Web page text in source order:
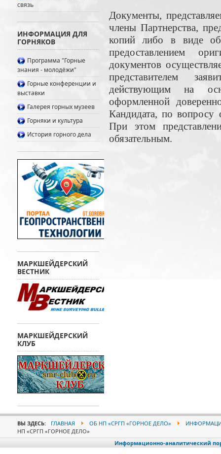
Документы,
члены Партнерства,
копий либо в виде
предоставлением
документов
представителем
действующим на
оформленной
Кандидата, по вопросу
При этом
обязательным.
связь
ИНФОРМАЦИЯ ДЛЯ
ГОРНЯКОВ
Программа "Горные
знания - молодёжи"
Горные конференции и
выставки
Галерея горных музеев
Горняки и культура
История горного дела
МАРКШЕЙДЕРСКИЙ
ВЕСТНИК
МАРКШЕЙДЕРСКИЙ
КЛУБ
ВЫ ЗДЕСЬ: ГЛАВНАЯ ОБ НП «СРГП «ГОРНОЕ ДЕЛО»
НП «СРГП «ГОРНОЕ ДЕЛО»
Информационно-аналитический